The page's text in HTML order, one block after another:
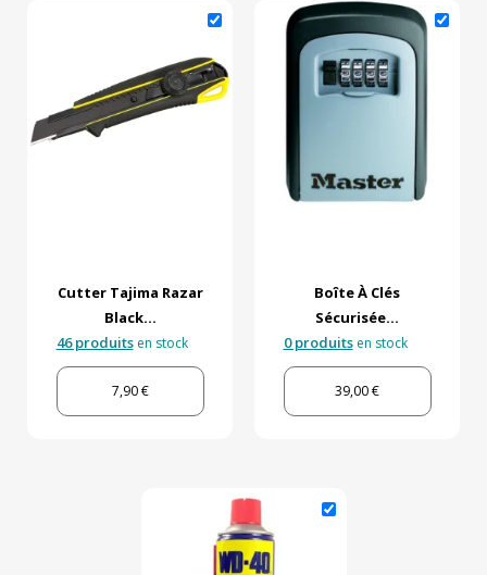
Cutter Tajima Razar
Black...
46 produitsen stock
7,90 €
Boîte À Clés
Sécurisée...
0 produitsen stock
39,00 €